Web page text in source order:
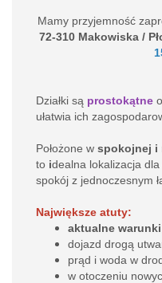
Mamy przyjemność
72-310 Makowiska /
Działki są prostokątne
ułatwia ich
Położone w spokojnej i
to idealna lokalizacja
spokój z jednoczesnym
Największe atuty:
aktualne
dojazd drogą
prąd i woda w
w otoczeniu